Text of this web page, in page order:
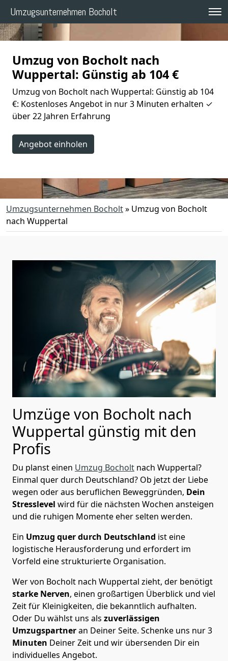
Umzugsunternehmen Bocholt
Umzug von Bocholt nach
Wuppertal: Günstig ab 104 €
Umzug von Bocholt nach Wuppertal: Günstig ab 104
€: Kostenloses Angebot in nur 3 Minuten erhalten ✓
über 22 Jahren Erfahrung
Angebot einholen
Umzugsunternehmen Bocholt» Umzug von Bocholt
nach Wuppertal
Umzüge von Bocholt nach
Wuppertal günstig mit den
Profis
Du planst einen Umzug Bocholt nach Wuppertal?
Einmal quer durch Deutschland? Ob jetzt der Liebe
wegen oder aus beruflichen Beweggründen, Dein
Stresslevel wird für die nächsten Wochen ansteigen
und die ruhigen Momente eher selten werden.
Ein Umzug quer durch Deutschland ist eine
logistische Herausforderung und erfordert im
Vorfeld eine strukturierte Organisation.
Wer von Bocholt nach Wuppertal zieht, der benötigt
starke Nerven, einen großartigen Überblick und viel
Zeit für Kleinigkeiten, die bekanntlich aufhalten.
Oder Du wählst uns als zuverlässigen
Umzugspartneran Deiner Seite. Schenke uns nur3
Minuten Deiner Zeit und wir übersenden Dir ein
individuelles Angebot.